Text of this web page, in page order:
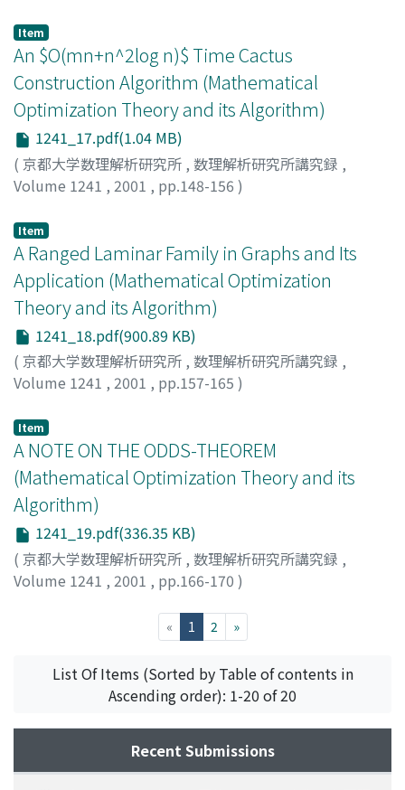
亮;永持, 仁
Item
An $O(mn+n^2log n)$ Time Cactus
Construction Algorithm (Mathematical
Optimization Theory and its Algorithm)
1241_17.pdf(1.04 MB)
( 京都大学数理解析研究所 , 数理解析研究所講究録 ,
Volume 1241 , 2001 , pp.148-156 )
永持, 仁
Item
A Ranged Laminar Family in Graphs and Its
Application (Mathematical Optimization
Theory and its Algorithm)
1241_18.pdf(900.89 KB)
( 京都大学数理解析研究所 , 数理解析研究所講究録 ,
Volume 1241 , 2001 , pp.157-165 )
持, 仁
Item
A NOTE ON THE ODDS-THEOREM
(Mathematical Optimization Theory and its
Algorithm)
1241_19.pdf(336.35 KB)
( 京都大学数理解析研究所 , 数理解析研究所講究録 ,
Volume 1241 , 2001 , pp.166-170 )
« 1 (current)
2 »
List Of Items (Sorted by Table of contents in
Ascending order): 1-20 of 20
Recent Submissions